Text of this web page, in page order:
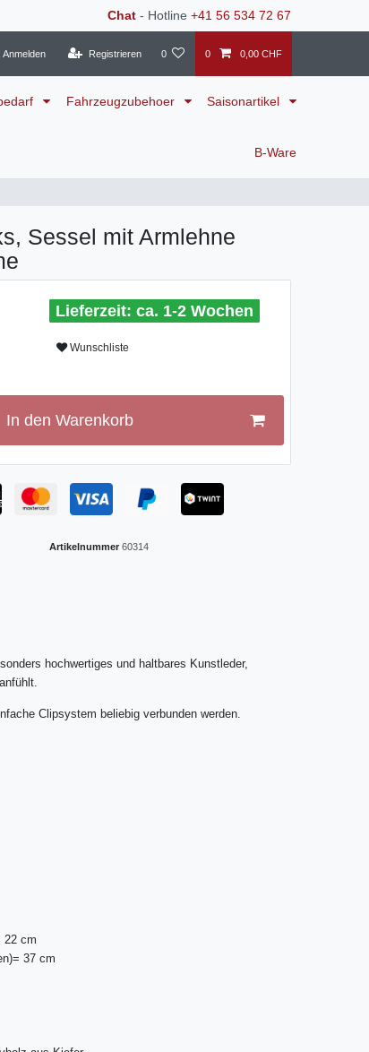
Chat - Hotline +41 56 534 72 67
Anmelden Registrieren 0 0 0,00 CHF
Fahrzeugzubehoer Saisonartikel
B-Ware
Sessel mit Armlehne
ca. 1-2 Wochen
Wunschliste
In den Warenkorb
Artikelnummer 60314
hochwertiges und haltbares Kunstleder,
Clipsystem beliebig verbunden werden.
22 cm
= 37 cm